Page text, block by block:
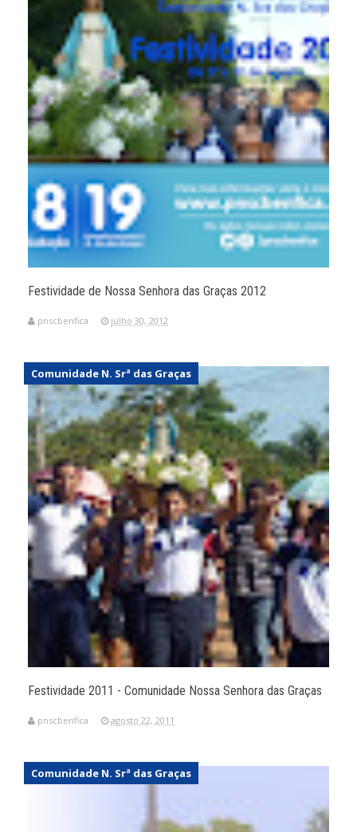
Festividade de Nossa Senhora das Graças 2012
pnscbenfica julho 30, 2012
Festividade 2011 - Comunidade Nossa Senhora das Graças
Comunidade N. Srª das Graças
pnscbenfica agosto 22, 2011
Comunidade N. Srª das Graças